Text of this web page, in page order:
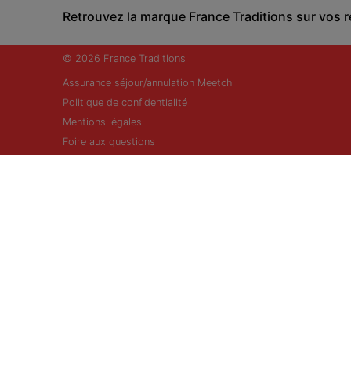
Retrouvez la marque France Traditions sur vos
© 2026 France Traditions
Assurance séjour/annulation Meetch
Politique de confidentialité
Mentions légales
Foire aux questions